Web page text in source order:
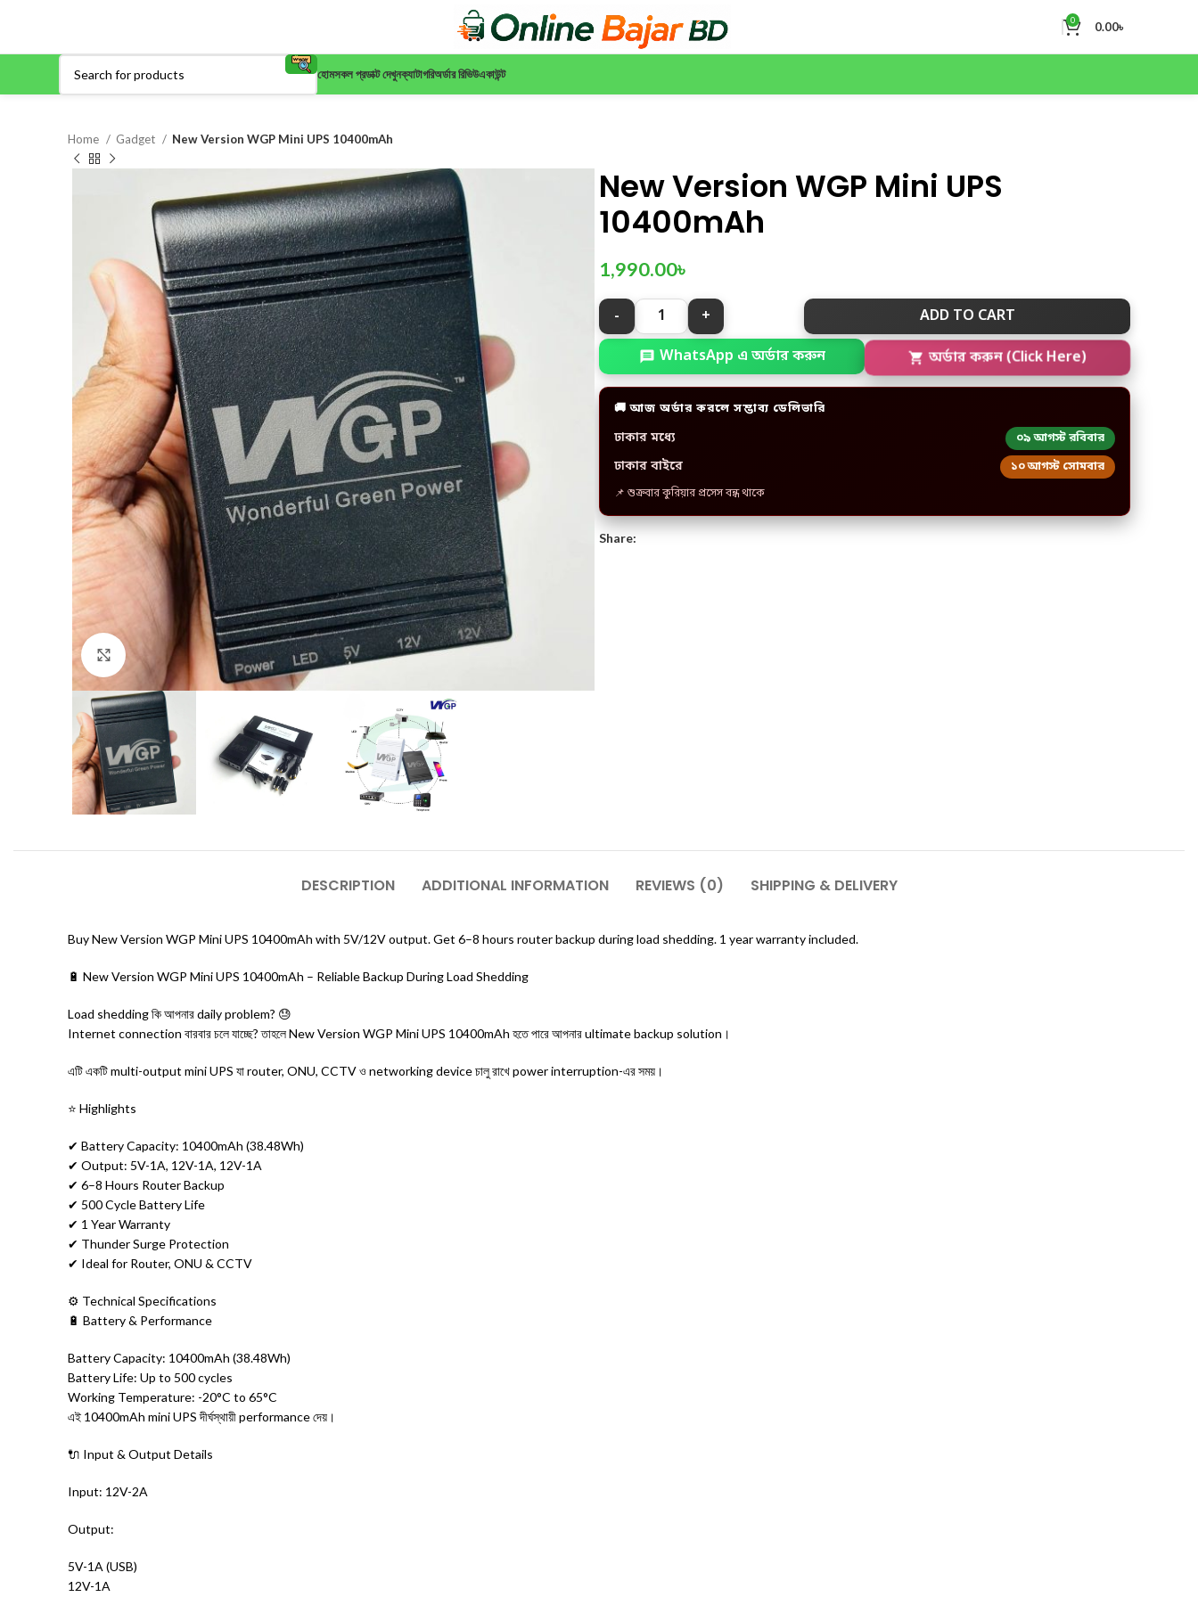
0 0.00৳
হোমসকল প্রডাক্ট দেখুনক্যাটাগরিঅর্ডার রিভিউএকাউন্ট
Home Gadget New Version WGP Mini UPS 10400mAh
Click to enlarge
New Version WGP Mini UPS
10400mAh
1,990.00৳
ADD TO CART
WhatsApp এ অর্ডার করুন অর্ডার করুন (Click Here)
🚚 আজ অর্ডার করলে সম্ভাব্য ডেলিভারি
ঢাকার মধ্যে ০৯ আগস্ট রবিবার
ঢাকার বাইরে ১০ আগস্ট সোমবার
📌 শুক্রবার কুরিয়ার প্রসেস বন্ধ থাকে
Share:
DESCRIPTION ADDITIONAL INFORMATION REVIEWS (0) SHIPPING & DELIVERY
Buy New Version WGP Mini UPS 10400mAh with 5V/12V output. Get 6–8 hours router backup during load shedding. 1 year warranty included.
🔋 New Version WGP Mini UPS 10400mAh – Reliable Backup During Load Shedding
Load shedding কি আপনার daily problem? 😓
Internet connection বারবার চলে যাচ্ছে? তাহলে New Version WGP Mini UPS 10400mAh হতে পারে আপনার ultimate backup solution।
এটি একটি multi-output mini UPS যা router, ONU, CCTV ও networking device চালু রাখে power interruption-এর সময়।
⭐ Highlights
✔ Battery Capacity: 10400mAh (38.48Wh)
✔ Output: 5V-1A, 12V-1A, 12V-1A
✔ 6–8 Hours Router Backup
✔ 500 Cycle Battery Life
✔ 1 Year Warranty
✔ Thunder Surge Protection
✔ Ideal for Router, ONU & CCTV
⚙️ Technical Specifications
🔋 Battery & Performance
Battery Capacity: 10400mAh (38.48Wh)
Battery Life: Up to 500 cycles
Working Temperature: -20°C to 65°C
এই 10400mAh mini UPS দীর্ঘস্থায়ী performance দেয়।
🔌 Input & Output Details
Input: 12V-2A
Output:
5V-1A (USB)
12V-1A